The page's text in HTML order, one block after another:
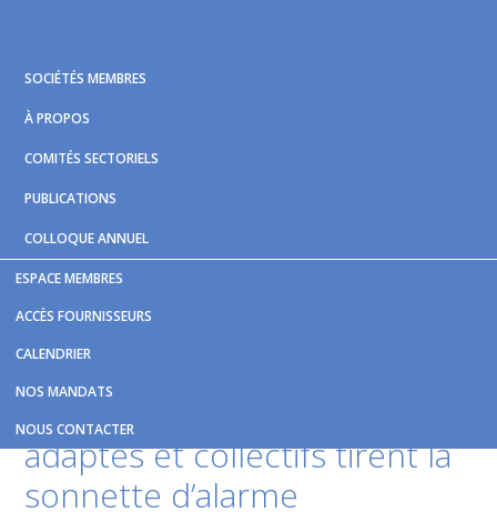
primary
navigation
main
content
footer
ESPACE MEMBRES
ACCÈS FOURNISSEURS
CALENDRIER
NOS MANDATS
NOUS CONTACTER
SOCIÉTÉS MEMBRES
À PROPOS
COMITÉS SECTORIELS
PUBLICATIONS
COLLOQUE ANNUEL
Vous êtes ici :Accueil
sonnette d’alarme
Financement : les transports
adaptés et collectifs tirent la
sonnette d’alarme